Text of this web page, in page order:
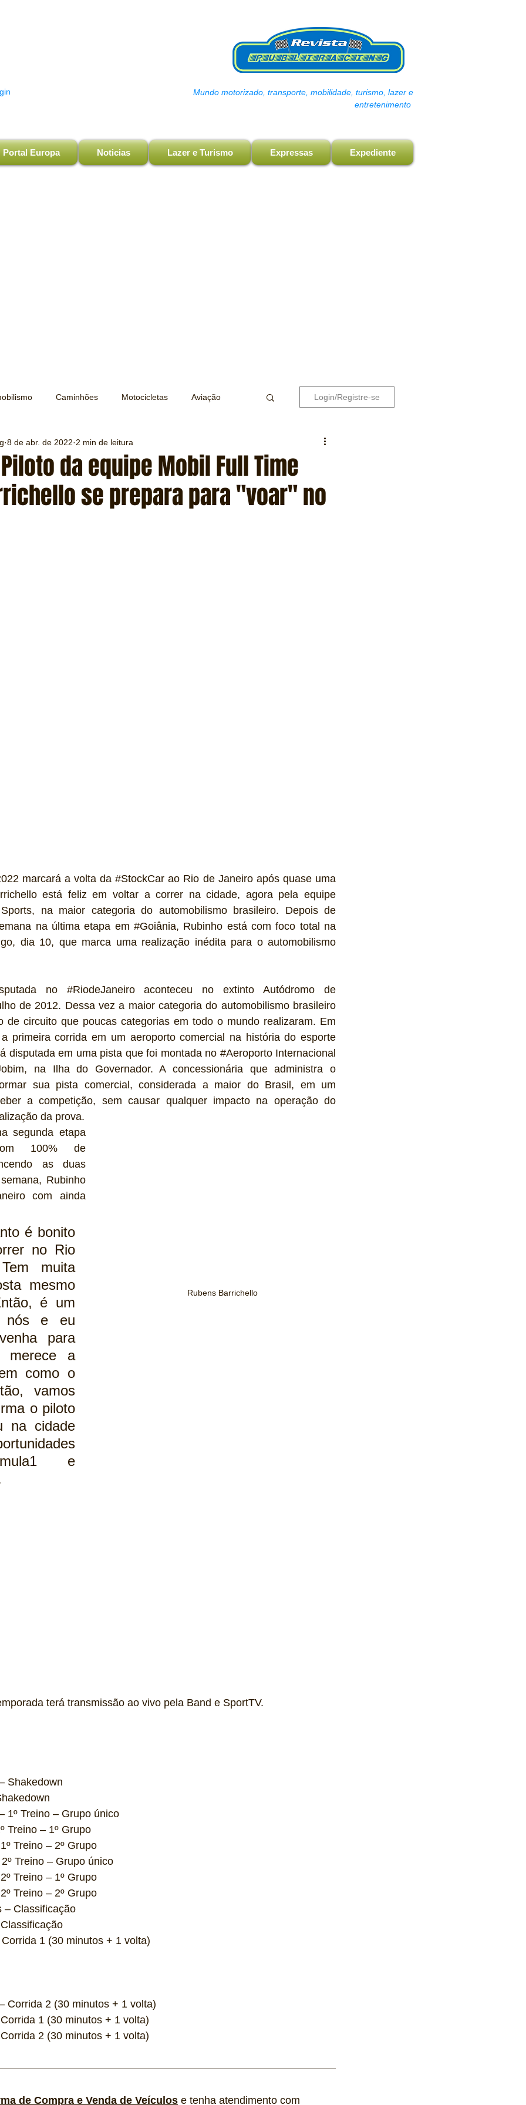
Mundo motorizado, transporte, mobilidade, turismo, lazer e
entretenimento
Portal Europa Noticias Lazer e Turismo Expressas Expediente
Caminhões Motocicletas Aviação
Transporte Trens e Metrô
Testes e Comparativos Máquinas e Equipamentos
Login/Registre-se
da equipe Mobil Full Time
se prepara para "voar" no
8 de abr. de 2022 2 min de leitura
5 estrelas.
marcará a volta da #StockCar ao Rio de Janeiro após quase uma
na maior categoria do automobilismo brasileiro. Depois de
na última etapa em #Goiânia, Rubinho está com foco total na
dia 10, que marca uma realização inédita para o automobilismo
no #RiodeJaneiro
de 2012. Dessa vez a maior categoria do automobilismo brasileiro
de circuito que poucas categorias em todo o mundo realizaram. Em
primeira corrida em um aeroporto comercial na história do esporte
disputada em uma pista que foi montada no #Aeroporto
na Ilha do Governador. A concessionária que administra o
sua pista comercial, considerada a maior do Brasil, em um
a competição, sem causar qualquer impacto na operação do
da prova.
Rubens Barrichello
segunda etapa
100% de
as duas
Rubinho
com ainda
é bonito
no Rio
muita
mesmo
é um
nós e eu
para
ficar. O Rio merece a
como o
vamos
o piloto
na cidade
e
terá transmissão ao vivo pela Band e SportTV.
Shakedown
1º Treino – Grupo único
Treino – 1º Grupo
Treino – 2º Grupo
Treino – Grupo único
Treino – 1º Grupo
Treino – 2º Grupo
– Classificação
1 (30 minutos + 1 volta)
Corrida 2 (30 minutos + 1 volta)
1 (30 minutos + 1 volta)
2 (30 minutos + 1 volta)
de Compra e Venda de Veículos e tenha atendimento com